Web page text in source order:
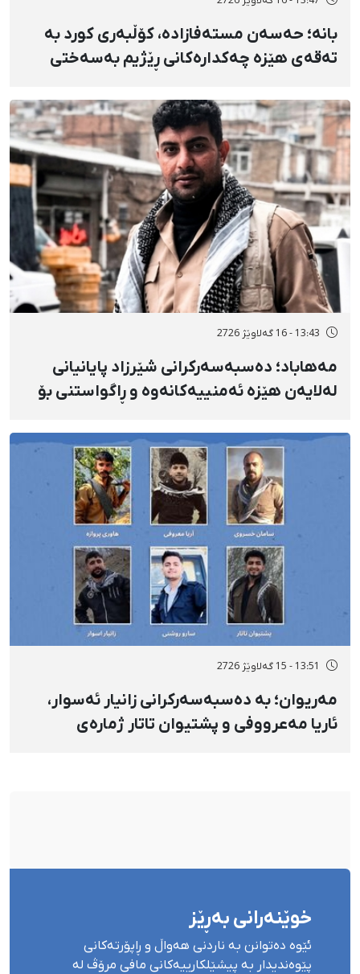
بانه؛ حەسەن مستەفازادە، کۆڵبەری کورد بە
تەقەی هێزە چەکدارەکانی ڕێژیم بەسەختی
13:43 - 16 گەلاوێژ 2726
مەهاباد؛ دەسبەسەرکرانی شێرزاد پایانیانی
لەلایەن هێزە ئەمنییەکانەوە و ڕاگواستنی بۆ
13:51 - 15 گەلاوێژ 2726
مەریوان؛ بە دەسبەسەرکرانی زانیار ئەسوار،
ئاریا مەعرووفی و پشتیوان تاتار ژمارەی
خوێنەرانی بەڕێز
ئێوە دەتوانن بە ناردنی هەواڵ و ڕاپۆرتەکانی
پێوەندیدار بە پیشێلکارییەکانی مافی مرۆڤ لە